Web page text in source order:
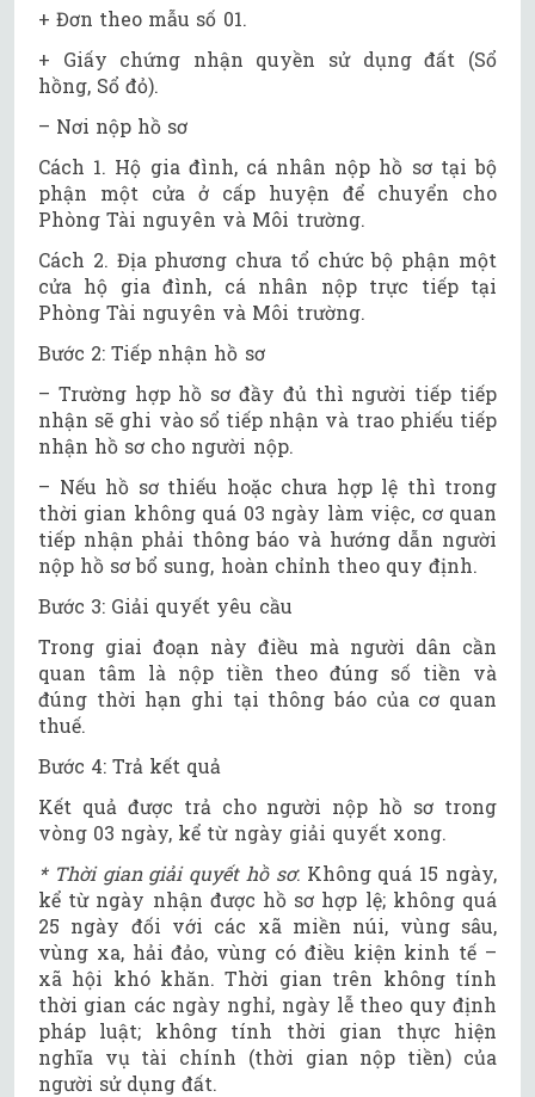
+ Đơn theo mẫu số 01.
+ Giấy chứng nhận quyền sử dụng đất (Sổ
hồng, Sổ đỏ).
– Nơi nộp hồ sơ
Cách 1. Hộ gia đình, cá nhân nộp hồ sơ tại bộ
phận một cửa ở cấp huyện để chuyển cho
Phòng Tài nguyên và Môi trường.
Cách 2. Địa phương chưa tổ chức bộ phận một
cửa hộ gia đình, cá nhân nộp trực tiếp tại
Phòng Tài nguyên và Môi trường.
Bước 2: Tiếp nhận hồ sơ
– Trường hợp hồ sơ đầy đủ thì người tiếp tiếp
nhận sẽ ghi vào sổ tiếp nhận và trao phiếu tiếp
nhận hồ sơ cho người nộp.
– Nếu hồ sơ thiếu hoặc chưa hợp lệ thì trong
thời gian không quá 03 ngày làm việc, cơ quan
tiếp nhận phải thông báo và hướng dẫn người
nộp hồ sơ bổ sung, hoàn chỉnh theo quy định.
Bước 3: Giải quyết yêu cầu
Trong giai đoạn này điều mà người dân cần
quan tâm là nộp tiền theo đúng số tiền và
đúng thời hạn ghi tại thông báo của cơ quan
thuế.
Bước 4: Trả kết quả
Kết quả được trả cho người nộp hồ sơ trong
vòng 03 ngày, kể từ ngày giải quyết xong.
* Thời gian giải quyết hồ sơ: Không quá 15 ngày,
kể từ ngày nhận được hồ sơ hợp lệ; không quá
25 ngày đối với các xã miền núi, vùng sâu,
vùng xa, hải đảo, vùng có điều kiện kinh tế –
xã hội khó khăn. Thời gian trên không tính
thời gian các ngày nghỉ, ngày lễ theo quy định
pháp luật; không tính thời gian thực hiện
nghĩa vụ tài chính (thời gian nộp tiền) của
người sử dụng đất.